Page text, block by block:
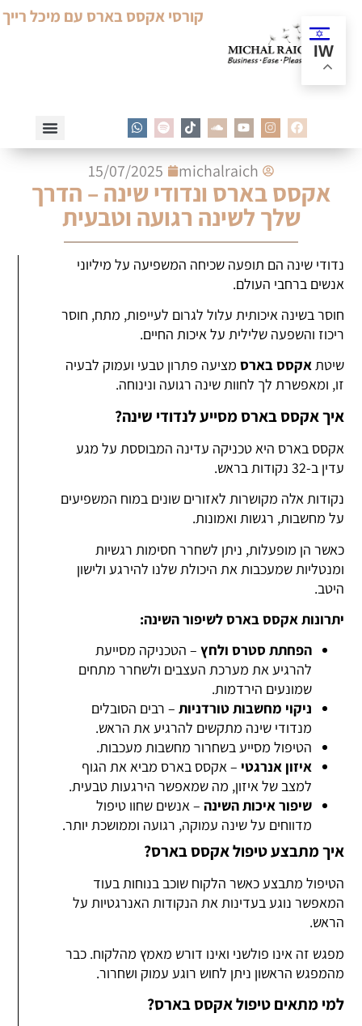
קורסי אקסס בארס עם מיכל רייך
IW
michalraich
15/07/2025
אקסס בארס ונדודי שינה – הדרך
שלך לשינה רגועה וטבעית
נדודי שינה הם תופעה שכיחה המשפיעה על מיליוני
אנשים ברחבי העולם.
חוסר בשינה איכותית עלול לגרום לעייפות, מתח, חוסר
ריכוז והשפעה שלילית על איכות החיים.
שיטתאקסס בארסמציעה פתרון טבעי ועמוק לבעיה
זו, ומאפשרת לך לחוות שינה רגועה ונינוחה.
איך אקסס בארס מסייע לנדודי שינה?
אקסס בארס היא טכניקה עדינה המבוססת על מגע
עדין ב-32 נקודות בראש.
נקודות אלה מקושרות לאזורים שונים במוח המשפיעים
על מחשבות, רגשות ואמונות.
כאשר הן מופעלות, ניתן לשחרר חסימות רגשיות
ומנטליות שמעכבות את היכולת שלנו להירגע ולישון
היטב.
יתרונות אקסס בארס לשיפור השינה:
הפחתת סטרס ולחץ– הטכניקה מסייעת
להרגיע את מערכת העצבים ולשחרר מתחים
שמונעים הירדמות.
ניקוי מחשבות טורדניות– רבים הסובלים
מנדודי שינה מתקשים להרגיע את הראש.
הטיפול מסייע בשחרור מחשבות מעכבות.
איזון אנרגטי– אקסס בארס מביא את הגוף
למצב של איזון, מה שמאפשר הירגעות טבעית.
שיפור איכות השינה– אנשים שחוו טיפול
מדווחים על שינה עמוקה, רגועה וממושכת יותר.
איך מתבצע טיפול אקסס בארס?
הטיפול מתבצע כאשר הלקוח שוכב בנוחות בעוד
המאפשר נוגע בעדינות את הנקודות האנרגטיות על
הראש.
מפגש זה אינו פולשני ואינו דורש מאמץ מהלקוח. כבר
מהמפגש הראשון ניתן לחוש רוגע עמוק ושחרור.
למי מתאים טיפול אקסס בארס?